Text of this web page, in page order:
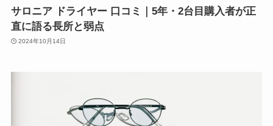
サロニア ドライヤー 口コミ｜5年・2台目購入者が正
直に語る長所と弱点
2024年10月14日